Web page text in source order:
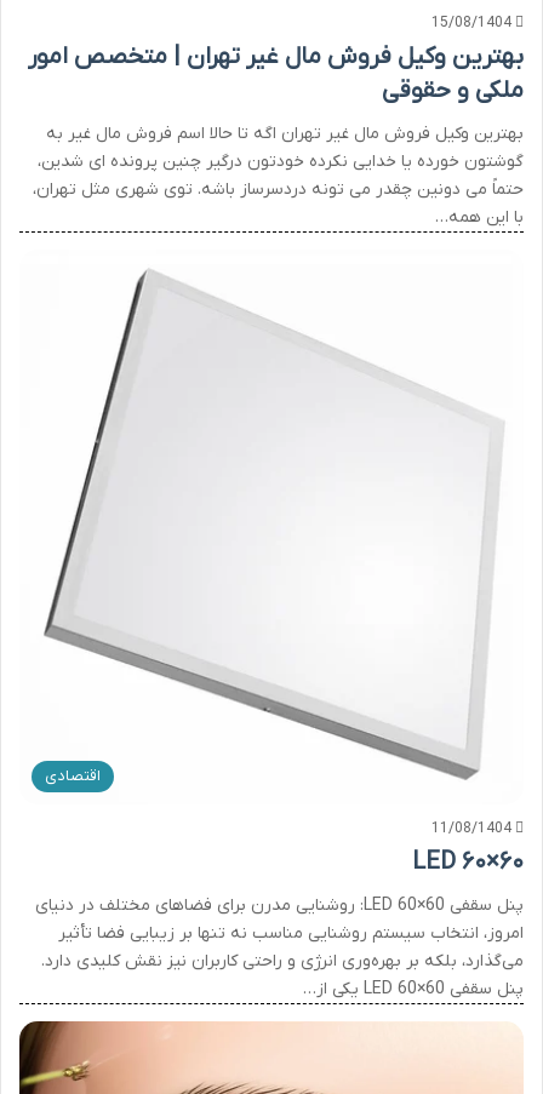
15/08/1404
بهترین وکیل فروش مال غیر تهران | متخصص امور
ملکی و حقوقی
بهترین وکیل فروش مال غیر تهران اگه تا حالا اسم فروش مال غیر به
گوشتون خورده یا خدایی نکرده خودتون درگیر چنین پرونده ای شدین،
حتماً می دونین چقدر می تونه دردسرساز باشه. توی شهری مثل تهران،
با این همه…
اقتصادی
11/08/1404
LED ۶۰×۶۰
پنل سقفی LED 60×60: روشنایی مدرن برای فضاهای مختلف در دنیای
امروز، انتخاب سیستم روشنایی مناسب نه تنها بر زیبایی فضا تأثیر
می‌گذارد، بلکه بر بهره‌وری انرژی و راحتی کاربران نیز نقش کلیدی دارد.
پنل سقفی LED 60×60 یکی از…